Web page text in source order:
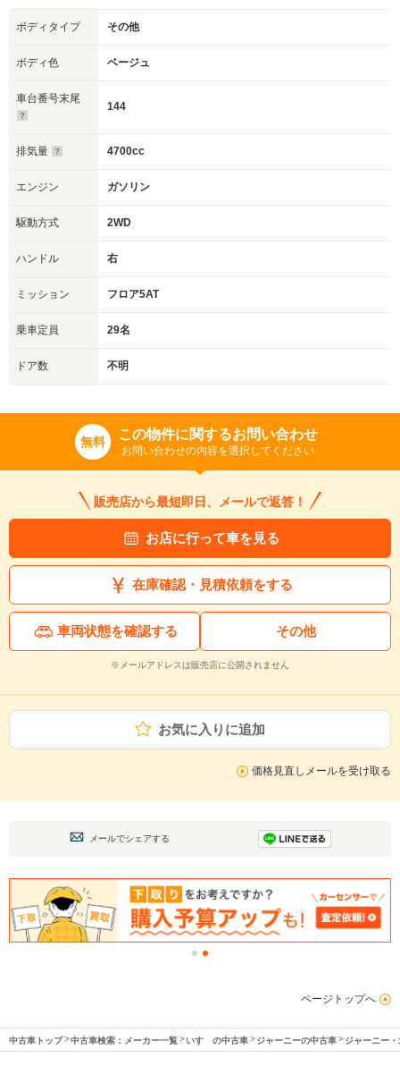
ボディタイプ その他
ボディ色 ベージュ
車台番号末尾
144
排気量 4700cc
エンジン ガソリン
駆動方式 2WD
ハンドル 右
ミッション フロア5AT
乗車定員 29名
ドア数 不明
無料 この物件に関するお問い合わせ
お問い合わせの内容を選択してください
販売店から最短即日、メールで返答！
お店に行って車を見る
在庫確認・見積依頼をする
車両状態を確認する その他
※メールアドレスは販売店に公開されません
お気に入りに追加
価格見直しメールを受け取る
メールでシェアする
ページトップへ
中古車トップ 中古車検索：メーカー一覧 いすゞの中古車 ジャーニーの中古車 ジャーニー